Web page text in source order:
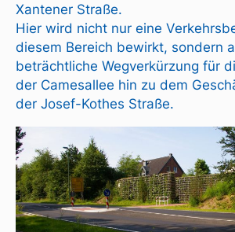
Xantener Straße.
Hier wird nicht nur eine
diesem Bereich bewirkt, sondern
beträchtliche Wegverkürzung für
der Camesallee hin zu dem
der Josef-Kothes Straße.